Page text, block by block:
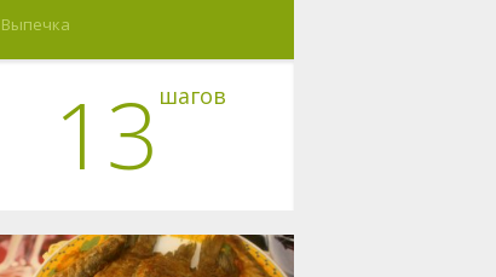
Выпечка
13 шагов